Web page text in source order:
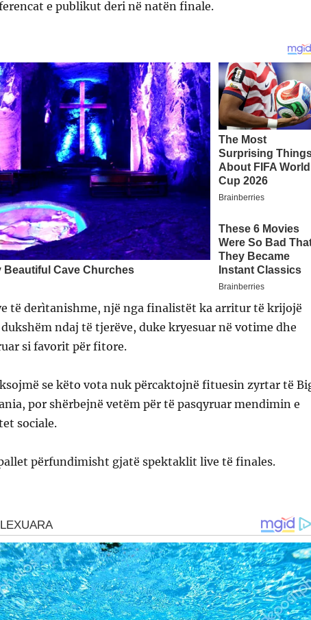
e publikut deri në natën finale.
të derìtanishme, një nga finalistët ka arritur të krijojë
ndaj të tjerëve, duke kryesuar në votime dhe
si favorit për fitore.
se këto vota nuk përcaktojnë fituesin zyrtar të
por shërbejnë vetëm për të pasqyruar mendimin e
sociale.
përfundimisht gjatë spektaklit live të finales.